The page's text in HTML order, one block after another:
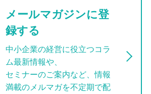
メールマガジンに登
録する
中小企業の経営に役立つコラ
ム最新情報や、
セミナーのご案内など、情報
満載のメルマガを不定期で配